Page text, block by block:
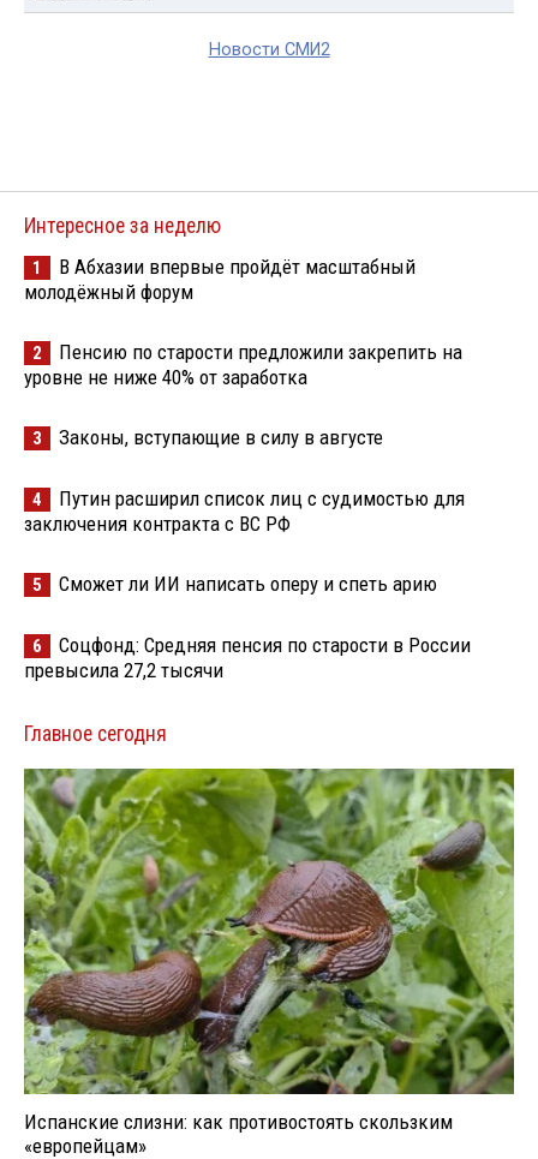
Новости СМИ2
Интересное за неделю
1
В Абхазии впервые пройдёт масштабный
молодёжный форум
2
Пенсию по старости предложили закрепить на
уровне не ниже 40% от заработка
3 Законы, вступающие в силу в августе
4
Путин расширил список лиц с судимостью для
заключения контракта с ВС РФ
5 Сможет ли ИИ написать оперу и спеть арию
6
Соцфонд: Средняя пенсия по старости в России
превысила 27,2 тысячи
Главное сегодня
Испанские слизни: как противостоять скользким
«европейцам»